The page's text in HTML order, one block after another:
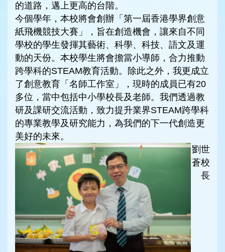
的道路，邁上更高的台階。
今個學年，本校將會創辦「第一屆香港學界創意
紙飛機競技大賽」，旨在創造機會，讓來自不同
學校的學生發揮其藝術、科學、科技、語文及運
動的天份。本校學生將會擔當小導師，合力推動
跨學科的STEAM教育活動。除此之外，我更成立
了創意教育「名師工作室」，現時的成員已有20
多位，當中包括中小學校長及老師。我們透過教
研及課研交流活動，致力提升業界STEAM跨學科
的專業教學及研究能力，為我們的下一代創造更
美好的未來。
劉世
蒼校
長